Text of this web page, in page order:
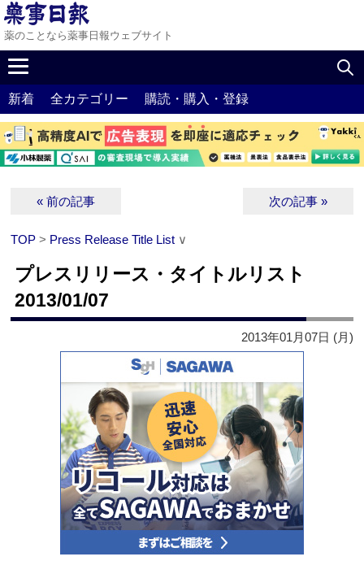
薬のことなら薬事日報ウェブサイト
新着 全カテゴリー 購読・購入・登録
« 前の記事 次の記事 »
TOP > Press Release Title List ∨
プレスリリース・タイトルリスト
2013/01/07
2013年01月07日 (月)